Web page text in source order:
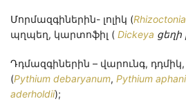
Մորմազգիներին- լոլիկ (
պղպեղ, կարտոֆիլ ( Dickeya
Դդմազգիներին – վարունգ,
(Pythium debaryanum, Pythium
aderholdii);